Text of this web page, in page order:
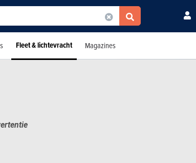
Fleet & lichtevracht Magazines